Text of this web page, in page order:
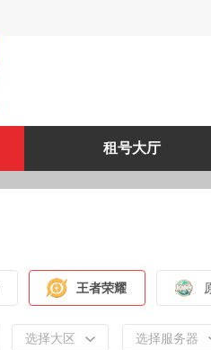
租号大厅
王者荣耀
选择大区 选择服务器